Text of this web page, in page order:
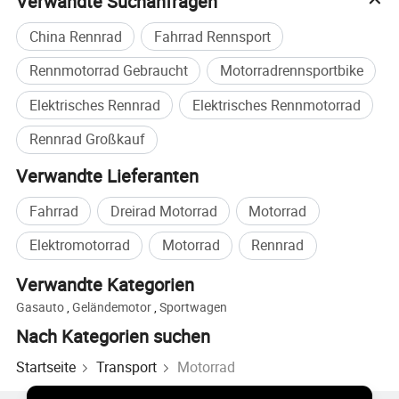
China Rennrad
Fahrrad Rennsport
Rennmotorrad Gebraucht
Motorradrennsportbike
Elektrisches Rennrad
Elektrisches Rennmotorrad
Rennrad Großkauf
Verwandte Lieferanten
Fahrrad Dreirad Motorrad
Motorrad
Elektromotorrad
Motorrad Rennrad
Verwandte Kategorien
Gasauto,Geländemotor,Sportwagen
Nach Kategorien suchen
Startseite Transport Motorrad